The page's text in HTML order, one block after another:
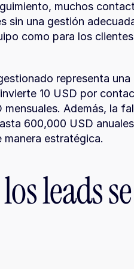
muchos
sin una gestión
como para los
representa
10 USD por
Además, la
600,000 USD
estratégica.
leads se